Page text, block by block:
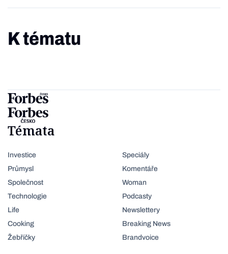
K tématu
Témata
Investice
Průmysl
Společnost
Technologie
Life
Cooking
Žebříčky
Speciály
Komentáře
Woman
Podcasty
Newslettery
Breaking News
Brandvoice